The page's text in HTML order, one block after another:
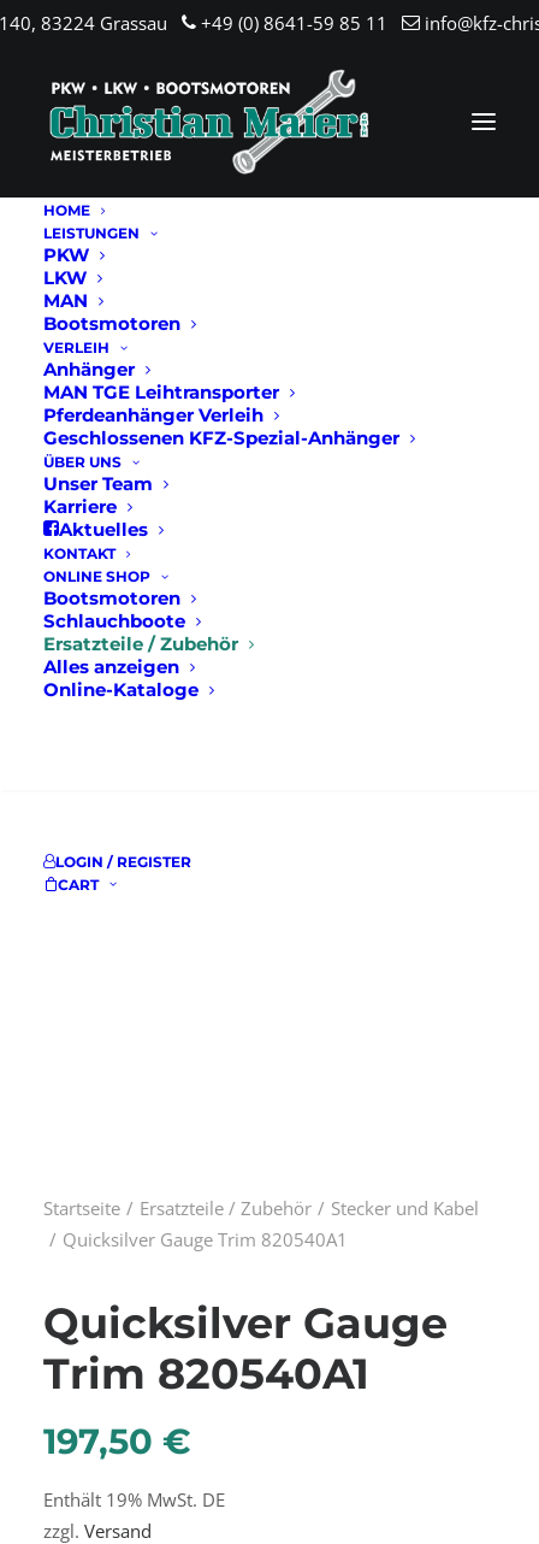
83224 Grassau +49 (0) 8641-59 85 11 info@kfz-
HOME
LEISTUNGEN
PKW
LKW
MAN
Bootsmotoren
VERLEIH
Anhänger
MAN TGE Leihtransporter
Pferdeanhänger Verleih
Geschlossenen KFZ-Spezial-Anhänger
ÜBER UNS
Unser Team
Karriere
Aktuelles
KONTAKT
ONLINE SHOP
Bootsmotoren
Schlauchboote
Ersatzteile / Zubehör
Alles anzeigen
Online-Kataloge
LOGIN / REGISTER
CART
Startseite Ersatzteile / Zubehör
Stecker und Kabel
Quicksilver Gauge Trim 820540A1
Quicksilver Gauge
Trim 820540A1
197,50 €
Enthält 19% MwSt. DE
zzgl. Versand